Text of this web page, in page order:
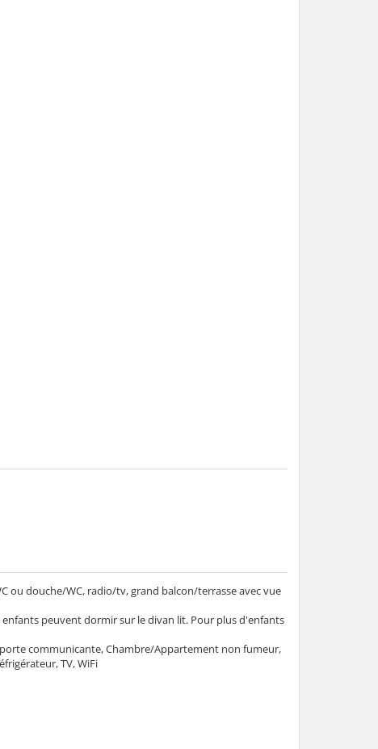
ou douche/WC, radio/tv, grand balcon/terrasse avec vue
peuvent dormir sur le divan lit. Pour plus d'enfants
communicante, Chambre/Appartement non fumeur,
TV, WiFi